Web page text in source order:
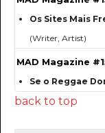
Os Sites Mais
(Writer, Artist)
MAD Magazine
Se o Reggae
back to top